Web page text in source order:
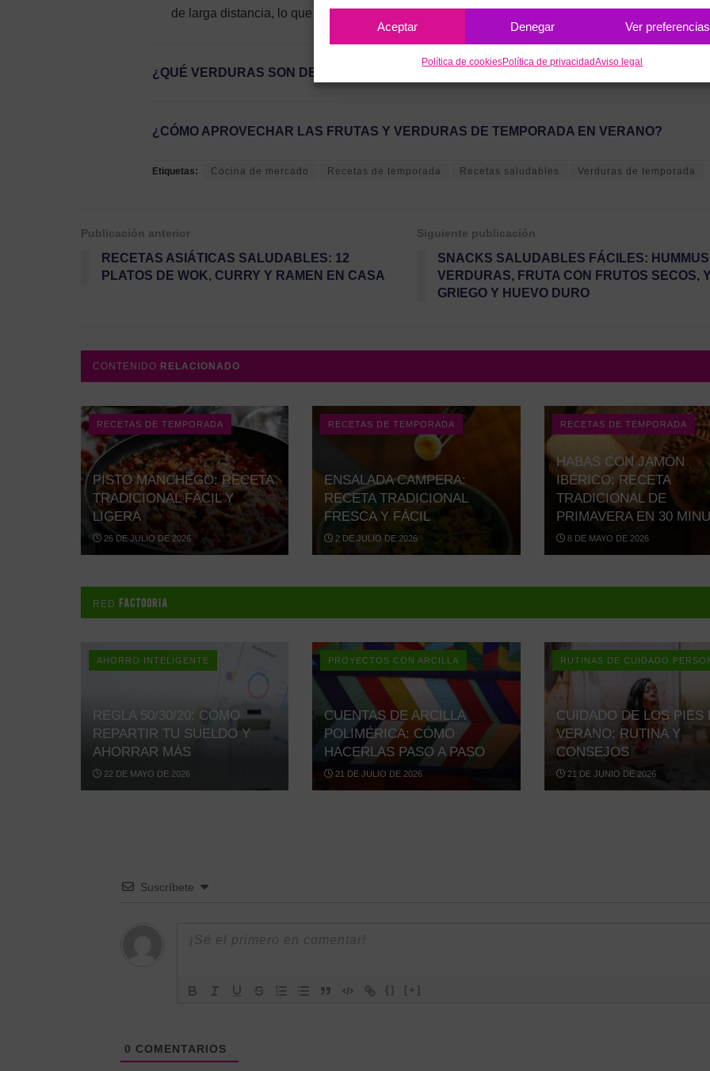
Aceptar Denegar Ver preferencias
Política de cookiesPolítica de privacidadAviso legal
de larga distancia, lo que preserva mejor su valor nutricional.
¿QUÉ VERDURAS SON DE TEMPORADA EN OTOÑO EN ESPAÑA?
¿CÓMO APROVECHAR LAS FRUTAS Y VERDURAS DE TEMPORADA EN VERANO?
Etiquetas: Cocina de mercado Recetas de temporada Recetas saludables Verduras de temporada
Publicación anterior
RECETAS ASIÁTICAS SALUDABLES: 12
PLATOS DE WOK, CURRY Y RAMEN EN CASA
Siguiente publicación
SNACKS SALUDABLES FÁCILES: HUMMUS
VERDURAS, FRUTA CON FRUTOS SECOS,
GRIEGO Y HUEVO DURO
CONTENIDO RELACIONADO
RECETAS DE TEMPORADA
PISTO MANCHEGO: RECETA
TRADICIONAL FÁCIL Y
LIGERA
26 DE JULIO DE 2026
RECETAS DE TEMPORADA
ENSALADA CAMPERA:
RECETA TRADICIONAL
FRESCA Y FÁCIL
2 DE JULIO DE 2026
RECETAS DE TEMPORADA
HABAS CON JAMÓN
IBÉRICO: RECETA
TRADICIONAL DE
PRIMAVERA EN 30
8 DE MAYO DE 2026
RED FACTOORIA
AHORRO INTELIGENTE
REGLA 50/30/20: CÓMO
REPARTIR TU SUELDO Y
AHORRAR MÁS
22 DE MAYO DE 2026
PROYECTOS CON ARCILLA
CUENTAS DE ARCILLA
POLIMÉRICA: CÓMO
HACERLAS PASO A PASO
21 DE JULIO DE 2026
RUTINAS DE CUIDADO
CUIDADO DE LOS PIES
VERANO: RUTINA Y
CONSEJOS
21 DE JUNIO DE 2026
Suscríbete
{} [+]
0 COMENTARIOS